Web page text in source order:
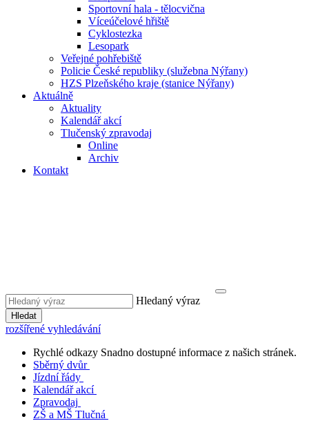
Sportovní hala - tělocvična
Víceúčelové hřiště
Cyklostezka
Lesopark
Veřejné pohřebiště
Policie České republiky (služebna Nýřany)
HZS Plzeňského kraje (stanice Nýřany)
Aktuálně
Aktuality
Kalendář akcí
Tlučenský zpravodaj
Online
Archiv
Kontakt
Hledaný výraz
Hledat
rozšířené vyhledávání
Rychlé odkazy Snadno dostupné informace z našich stránek.
Sběrný dvůr
Jízdní řády
Kalendář akcí
Zpravodaj
ZŠ a MŠ Tlučná